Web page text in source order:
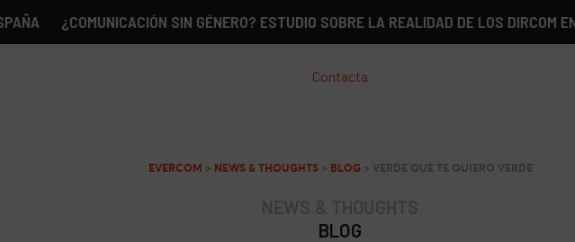
¿COMUNICACIÓN SIN GÉNERO? ESTUDIO SOBRE LA REALIDAD DE LOS DIRCOM EN ESPAÑA
Contacta
EVERCOM > NEWS & THOUGHTS> BLOG > VERDE QUE TE QUIERO VERDE
BLOG